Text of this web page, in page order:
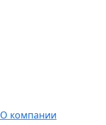
О компании